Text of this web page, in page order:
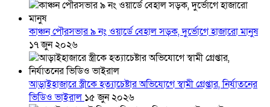
কাঞ্চন পৌরসভার ৯ নং ওয়ার্ডে বেহাল সড়ক, দুর্ভোগে হাজারো মানুষ
১৭ জুন ২০২৬
আড়াইহাজারে স্ত্রীকে হত্যাচেষ্টার অভিযোগে স্বামী গ্রেপ্তার, নির্যাতনের
ভিডিও ভাইরাল ১৫ জুন ২০২৬